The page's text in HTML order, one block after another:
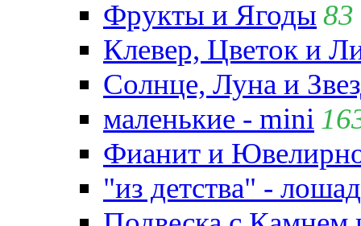
Фрукты и Ягоды 83
Клевер, Цветок и
Солнце, Луна и
маленькие - mini
Фианит и
"из детства" -